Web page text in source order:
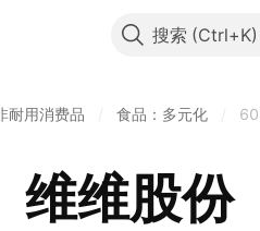
搜索
耐用消费品 食品：多元化
维维股份